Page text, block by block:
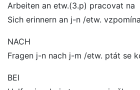
Arbeiten an etw.(3.p) pracovat na
Sich erinnern an j-n /etw.
NACH
Fragen j-n nach j-m /etw. ptát se
BEI